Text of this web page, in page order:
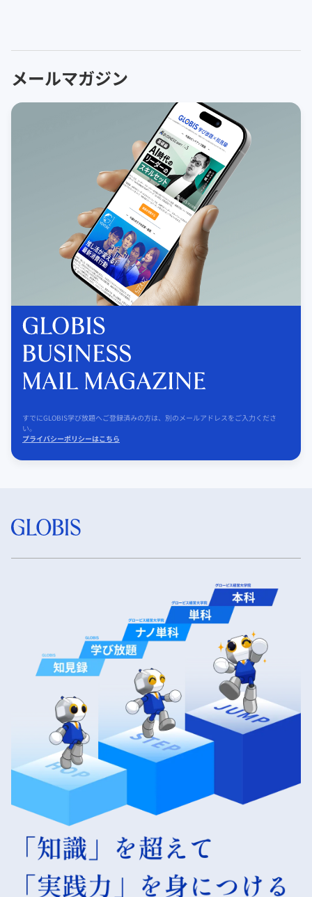
メールマガジン
すでにGLOBIS学び放題へご登録済みの方は、別のメールアドレスをご入力くださ
い。
プライバシーポリシーはこちら